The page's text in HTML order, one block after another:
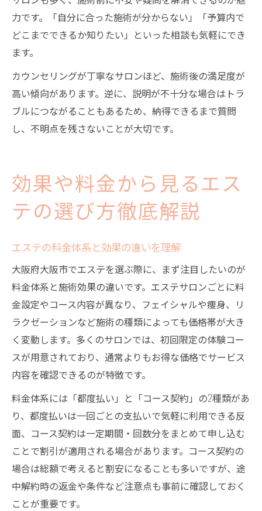
力です。「自分に合った施術が分からない」「予算内で
どこまでできるか知りたい」といった相談も気軽にでき
ます。
カウンセリングが丁寧なサロンほど、施術後の満足度が
高い傾向があります。逆に、説明が不十分な場合はトラ
ブルにつながることもあるため、納得できるまで質問
し、不明点を残さないことが大切です。
効果や料金から見るエス
テの選び方徹底解説
エステの料金体系と効果の違いを理解
大阪府大阪市でエステを選ぶ際に、まず注目したいのが
料金体系と施術効果の違いです。エステサロンごとに料
金設定やコース内容が異なり、フェイシャルや痩身、リ
ラクゼーションなど施術の種類によっても価格帯が大き
く変動します。多くのサロンでは、初回限定の体験コー
スが用意されており、通常よりもお得な価格でサービス
内容を確認できるのが特徴です。
料金体系には「都度払い」と「コース契約」の2種類があ
り、都度払いは一回ごとの支払いで気軽に利用できる反
面、コース契約は一定期間・回数分をまとめて申し込む
ことで割引が適用される場合があります。コース契約の
場合は総額で考えると割安になることも多いですが、途
中解約時の返金や条件など注意点も事前に確認しておく
ことが重要です。